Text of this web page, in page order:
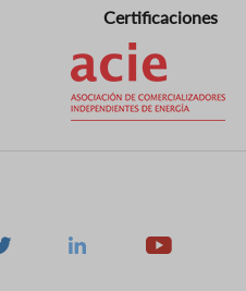
Certificaciones
Linkedin Youtube